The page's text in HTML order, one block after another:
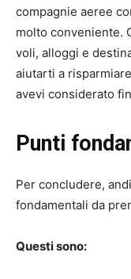
compagnie aeree
molto conveniente.
voli, alloggi e
aiutarti a
avevi considerato
Punti
Per concludere,
fondamentali da
Questi sono: